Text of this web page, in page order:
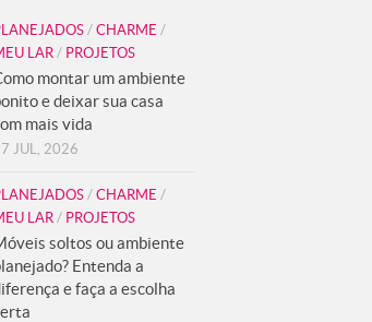
/ CHARME /
LAR/ PROJETOS
montar um ambiente
e deixar sua casa
mais vida
JUL, 2026
/ CHARME /
LAR/ PROJETOS
soltos ou ambiente
Entenda a
e faça a escolha